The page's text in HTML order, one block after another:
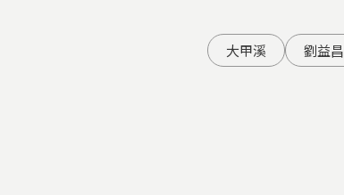
大甲溪 劉益昌